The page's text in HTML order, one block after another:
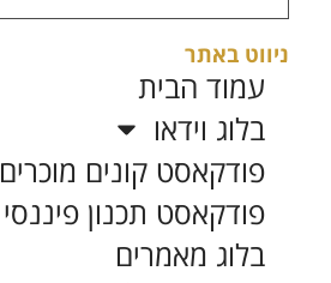
ניווט באתר
עמוד הבית
בלוג וידאו
פודקאסט קונים מוכרים
פודקאסט תכנון פיננסי
בלוג מאמרים